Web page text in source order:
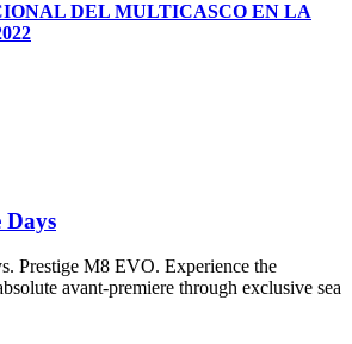
DEL MULTICASCO EN LA
Days
Prestige M8 EVO. Experience the
avant-premiere through exclusive sea